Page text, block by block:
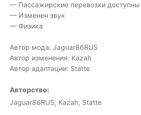
— Пассажирские перевозки доступны
— Изменен звук
— Физика
Автор мода: Jaguar86RUS
Автор изменения: Kazah
Автор адаптации: Statte
Авторство:
Jaguar86RUS, Kazah, Statte